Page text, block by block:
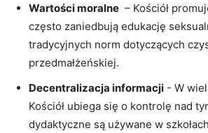
Wartości moralne
– Kościół
często zaniedbują ⁢edukację
tradycyjnych norm dotyczących
przedmałżeńskiej.
Decentralizacja ⁢informacji -⁢ W⁣
Kościół ubiega‌ się ​o kontrolę nad
dydaktyczne są używane w